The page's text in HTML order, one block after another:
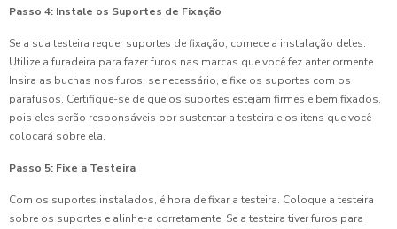
Passo 4: Instale os Suportes de Fixação
Se a sua testeira requer suportes de fixação, comece a instalação deles.
Utilize a furadeira para fazer furos nas marcas que você fez anteriormente.
Insira as buchas nos furos, se necessário, e fixe os suportes com os
parafusos. Certifique-se de que os suportes estejam firmes e bem fixados,
pois eles serão responsáveis por sustentar a testeira e os itens que você
colocará sobre ela.
Passo 5: Fixe a Testeira
Com os suportes instalados, é hora de fixar a testeira. Coloque a testeira
sobre os suportes e alinhe-a corretamente. Se a testeira tiver furos para